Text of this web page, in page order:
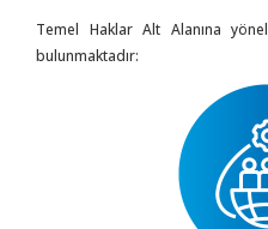
Temel Haklar Alt Alanına
bulunmaktadır: